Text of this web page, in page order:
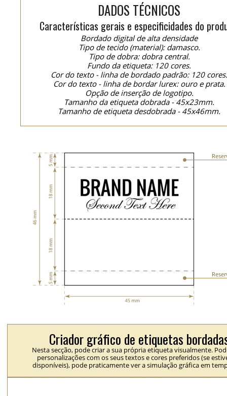
DADOS TÉCNICOS
Características gerais e especificidades do
Bordado digital de alta densidade
Tipo de tecido (material): damasco.
Tipo de dobra: dobra central.
Fundo da etiqueta: 120 cores.
Cor do texto - linha de bordado padrão: 120
Cor do texto - linha de bordar lurex: ouro e prata.
Opção de inserção de logotipo.
Tamanho da etiqueta dobrada - 45x23mm.
Tamanho de etiqueta desdobrada - 45x46mm.
Criador gráfico de etiquetas
Nesta secção, pode criar a sua própria etiqueta visualmente.
personalizações com os seus textos e cores preferidos (se
disponíveis), pode praticamente ver a simulação gráfica em